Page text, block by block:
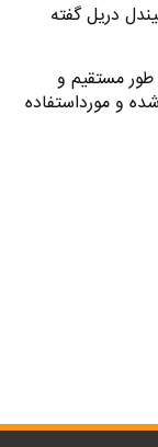
دریل گفته
مستقیم و
و مورداستفاده